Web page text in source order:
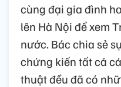
cùng đại gia đình
lên Hà Nội để xem
nước. Bác chia sẻ
chứng kiến tất cả
thuật đều đã có